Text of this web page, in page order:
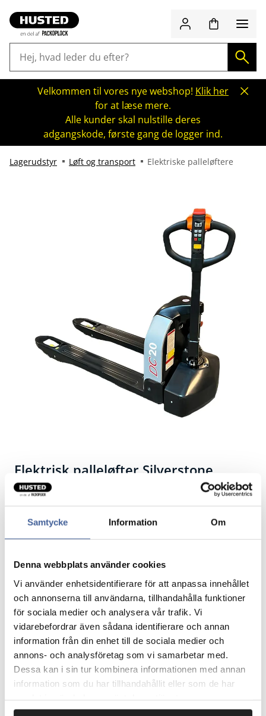
Samtycke Information Om
Denna webbplats använder cookies
Vi använder enhetsidentifierare för att anpassa innehållet
och annonserna till användarna, tillhandahålla funktioner
för sociala medier och analysera vår trafik. Vi
vidarebefordrar även sådana identifierare och annan
information från din enhet till de sociala medier och
annons- och analysföretag som vi samarbetar med.
Dessa kan i sin tur kombinera informationen med annan
information som du har tillhandahållit eller som de har
Velkommen til vores nye webshop! Klik her
for at læse mere.
Alle kunder skal nulstille deres
adgangskode, første gang de logger ind.
Lagerudstyr Løft og transport Elektriske palleløftere
Elektrisk palleløfter Silverstone
DC187DC20
En professionel fuldelektrisk palleløfter med
fjederbelastede støttehjul.
Vedligeholdelsesfrit lithiumbatteri
Pinkodelås
Curtis motorstyring
Varenr. 989541 har en maxlast på 1800 kg
Varenr. 989542 har en maxlast på 2000 kg
Leveringstid ca. 1 uge.
Afsendelse samme dag ved bestilling